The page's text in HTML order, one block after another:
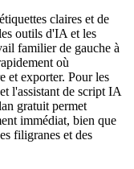
claires et de
outils d'IA et les
familier de gauche à
où
et exporter. Pour les
l'assistant de script IA
gratuit permet
immédiat, bien que
filigranes et des